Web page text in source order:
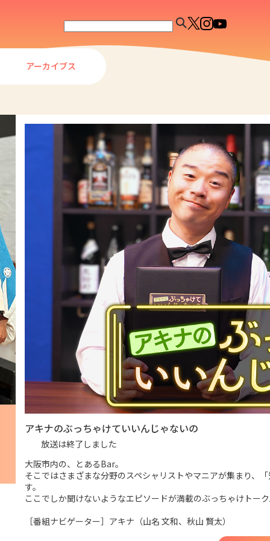
アーカイブス
アキナのぶっちゃけていいんじゃないの
放送は終了しました
大阪市内の、とあるBar。
そこではさまざまな分野のスペシャリストやマニアが集まり、
す。
ここでしか聞けないようなエピソードが満載のぶっちゃけトー
［番組ナビゲーター］アキナ（山名 文和、秋山 賢太）